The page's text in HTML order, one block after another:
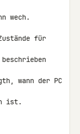
wech.
für
wann der PC
ist.